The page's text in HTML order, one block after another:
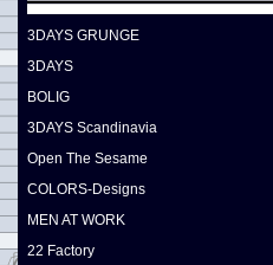
3DAYS GRUNGE
3DAYS
BOLIG
3DAYS Scandinavia
Open The Sesame
COLORS-Designs
MEN AT WORK
22 Factory